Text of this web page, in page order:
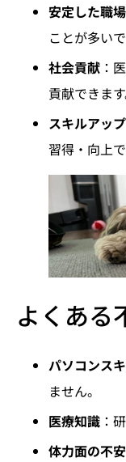
安定した職場
ことが多いで
社会貢献 ：
貢献できます
スキルアップ
習得・向上で
よくある
パソコンス
ません。
医療知識 ：
体力面の不安